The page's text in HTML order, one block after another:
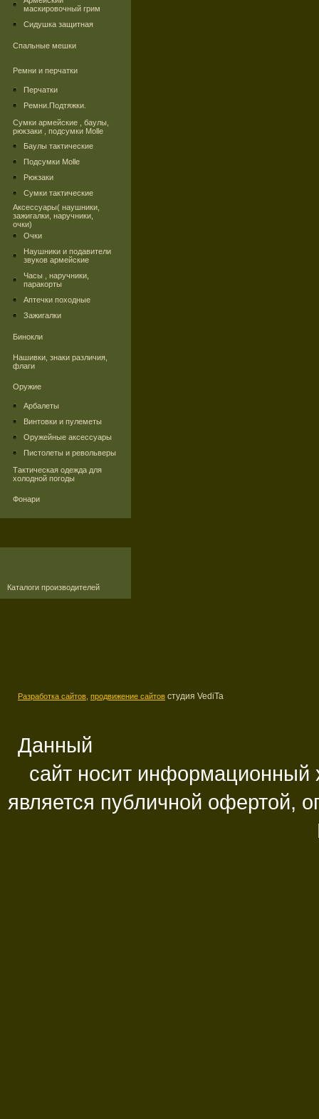
маскировочный грим
Сидушка защитная
Спальные мешки
Ремни и перчатки
Перчатки
Ремни.Подтяжки.
Сумки армейские , баулы,
рюкзаки , подсумки Molle
Баулы тактические
Подсумки Molle
Рюкзаки
Сумки тактические
Аксессуары( наушники,
зажигалки, наручники,
очки)
Очки
Наушники и подавители
звуков армейские
Часы , наручники,
паракорты
Аптечки походные
Зажигалки
Бинокли
Нашивки, знаки различия,
флаги
Оружие
Арбалеты
Винтовки и пулеметы
Оружейные аксессуары
Пистолеты и револьверы
Тактическая одежда для
холодной погоды
Фонари
Каталоги производителей
Разработка сайтов, продвижение сайтов студия VediTa
Данный
сайт носит информационный
является публичной офертой,